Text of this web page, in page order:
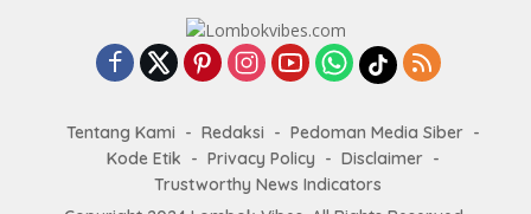
Tentang Kami Redaksi
Pedoman Media Siber
Kode Etik
Privacy Policy
Disclaimer
Trustworthy News Indicators